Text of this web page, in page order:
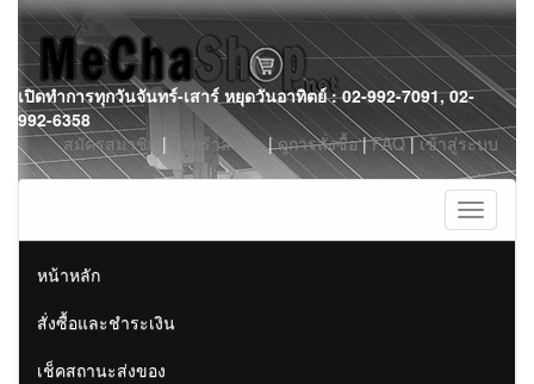
Skip
to
content
เปิดทำการทุกวันจันทร์-เสาร์ หยุดวันอาทิตย์ : 02-992-7091, 02-
992-6358
สมัครสมาชิก | ตะกร้าสินค้า|ดูการสั่งซื้อ|FAQ|เข้าสู่ระบบ
Toggle
หน้าหลัก
สั่งซื้อและชำระเงิน
เช็คสถานะส่งของ